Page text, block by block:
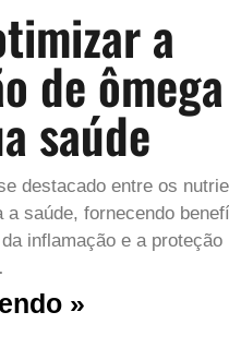
a
de
saúde
destacado entre os
a saúde, fornecendo
inflamação e a proteção
»